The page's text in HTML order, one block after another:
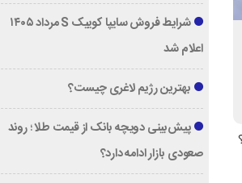
شرایط فروش سایپا کوییک S مرداد ۱۴۰۵
اعلام شد
بهترین رژیم لاغری چیست؟
پیش‌بینی دویچه‌ بانک از قیمت طلا ؛ روند
صعودی بازار ادامه دارد؟